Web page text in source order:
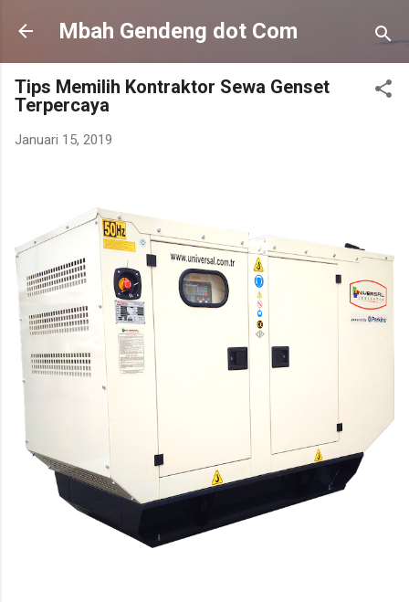
Langsung ke konten utama
Mbah Gendeng dot Com
Tips Memilih Kontraktor Sewa Genset
Terpercaya
Januari 15, 2019